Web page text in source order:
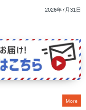
2026年7月31日
More